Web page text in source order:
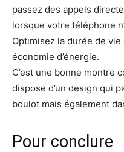
passez des appels
lorsque votre téléphone
Optimisez la durée de
économie d’énergie.
C’est une bonne montre
dispose d’un design qui
boulot mais également
Pour conclure